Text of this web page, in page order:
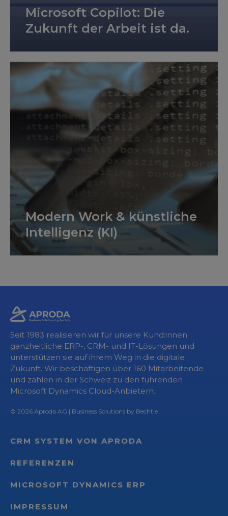
Microsoft Copilot: Die
Zukunft der Arbeit ist da.
Modern Work & künstliche
Intelligenz (KI)
Seit 1983 realisieren wir für unsere Kund:innen
ganzheitliche ERP-, CRM- und IT-Lösungen und
unterstützen sie auf ihrem Weg in die digitale
Zukunft. Wir beschäftigen über 160 Mitarbeitende
und zählen in der Schweiz zu den führenden
Microsoft Dynamics Cloud-Anbietern.
© 2026 Aproda AG | Business Solutions by Bechtle
CRM SYSTEM VON APRODA
REFERENZEN
MICROSOFT DYNAMICS ERP
IMPRESSUM